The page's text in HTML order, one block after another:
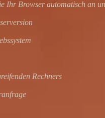
Ihr Browser automatisch an
Rechners